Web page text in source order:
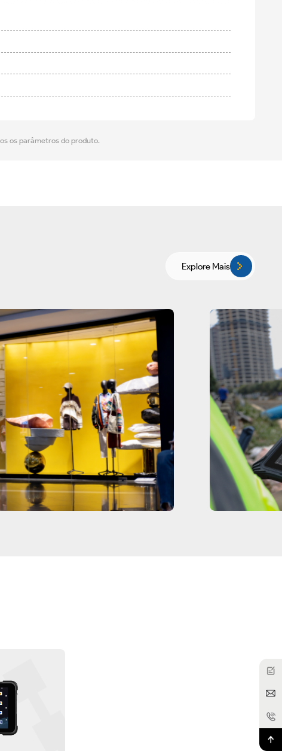
os parâmetros do produto.
Explore Mais